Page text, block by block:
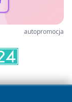
autopromocja